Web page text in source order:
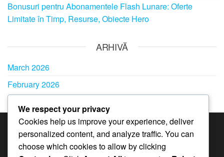
Bonusuri pentru Abonamentele Flash Lunare: Oferte
Limitate în Timp, Resurse, Obiecte Hero
ARHIVĂ
March 2026
February 2026
CATEGORII
We respect your privacy
Cookies help us improve your experience, deliver
personalized content, and analyze traffic. You can
choose which cookies to allow by clicking